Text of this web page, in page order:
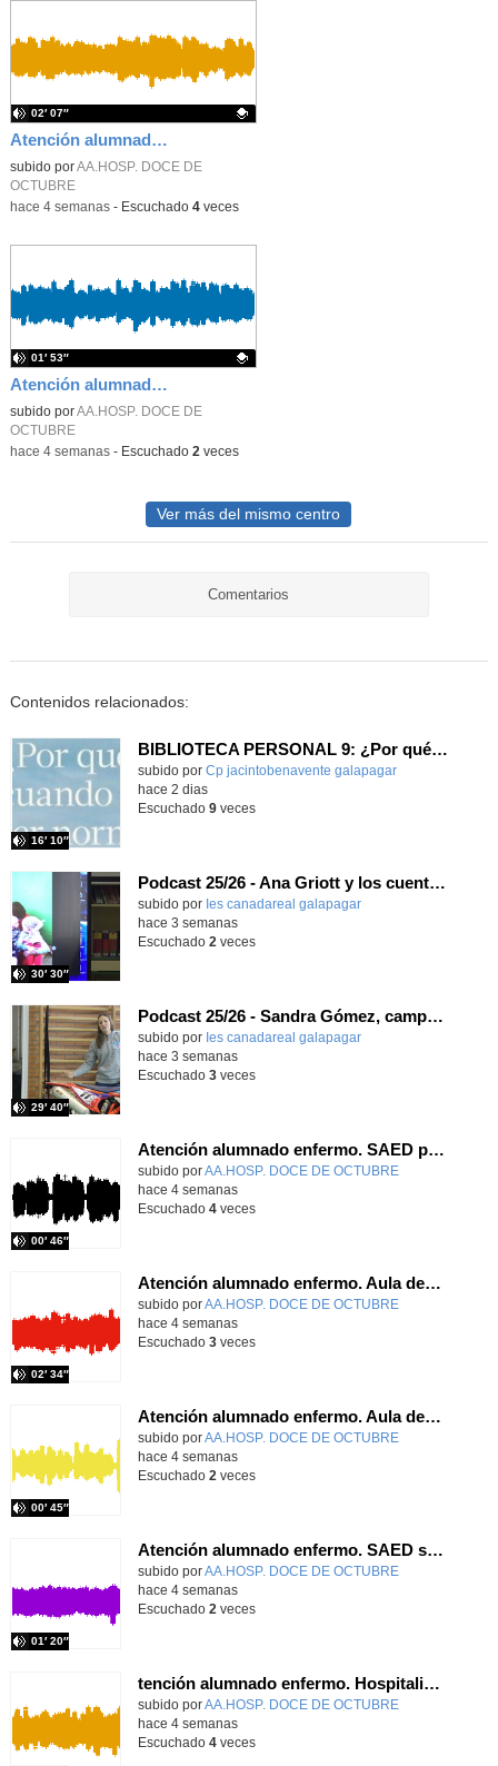
Atención alumnado enfermo. Hospitalización Psiquiátrica. Miguel Ángel Baena Recio
Contenido educativo.
subido porAA.HOSP. DOCE DE
OCTUBRE
02′ 07″
-hace 4 semanas- Escuchado 4veces
Atención alumnado enfermo. Aula dentro del hospital. Laura Gómez-Pardo Gayete
Contenido educativo.
subido porAA.HOSP. DOCE DE
OCTUBRE
01′ 53″
-hace 4 semanas- Escuchado 2veces
Ver más del mismo centro
Comentarios
Contenidos relacionados:
BIBLIOTECA PERSONAL 9: ¿Por qué ser feliz cuando puedes ser normal?
Contenido educativo.
subido por Cp jacintobenavente galapagar
16′ 10″
-
hace 2 dias
Escuchado 9veces
Podcast 25/26 - Ana Griott y los cuentos de las voces olvidadas
subido por Ies canadareal galapagar
30′ 30″
-
hace 3 semanas
Escuchado 2 veces
Podcast 25/26 - Sandra Gómez, campeona de Enduro
subido por Ies canadareal galapagar
29′ 40″
-
hace 3 semanas
Escuchado 3veces
Atención alumnado enfermo. SAED primaria. José Nesh-Nash García
Contenido educativo.
subido porAA.HOSP. DOCE DE OCTUBRE
00′ 46″
-
hace 4 semanas
Escuchado 4veces
Atención alumnado enfermo. Aula dentro del hospital. Sara Martín Fernández.
Contenido educativo.
subido porAA.HOSP. DOCE DE OCTUBRE
02′ 34″
-
hace 4 semanas
Escuchado 3veces
Atención alumnado enfermo. Aula dentro del hospital. Rosa María Poza Hervás
Contenido educativo.
subido porAA.HOSP. DOCE DE OCTUBRE
00′ 45″
-
hace 4 semanas
Escuchado 2 veces
Atención alumnado enfermo. SAED secundaria. Charo Villamariz Cid.
Contenido educativo.
subido porAA.HOSP. DOCE DE OCTUBRE
01′ 20″
-
hace 4 semanas
Escuchado 2 veces
tención alumnado enfermo. Hospitalización Psiquiátrica. María del Carmen Sanz Segura
Contenido educativo.
subido porAA.HOSP. DOCE DE OCTUBRE-
hace 4 semanas
Escuchado 4veces